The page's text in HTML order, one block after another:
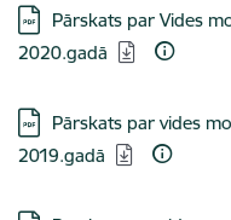
Lejupielādēt:
Pārskats par Vides
2020.gadā
Lejupielādēt:
Pārskats par vides
2019.gadā